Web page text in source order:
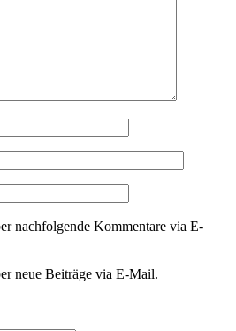
nachfolgende Kommentare via E-
neue Beiträge via E-Mail.